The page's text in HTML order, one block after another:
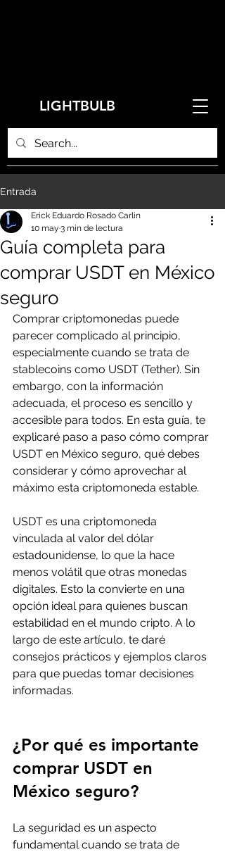
LIGHTBULB
Entrada
Guía completa para
comprar USDT en México
seguro
Erick Eduardo Rosado Carlin
10 may 3 min de lectura
Comprar criptomonedas puede
parecer complicado al principio,
especialmente cuando se trata de
stablecoins como USDT (Tether). Sin
embargo, con la información
adecuada, el proceso es sencillo y
accesible para todos. En esta guía, te
explicaré paso a paso cómo comprar
USDT en México seguro, qué debes
considerar y cómo aprovechar al
máximo esta criptomoneda estable.
USDT es una criptomoneda
vinculada al valor del dólar
estadounidense, lo que la hace
menos volátil que otras monedas
digitales. Esto la convierte en una
opción ideal para quienes buscan
estabilidad en el mundo cripto. A lo
largo de este artículo, te daré
consejos prácticos y ejemplos claros
para que puedas tomar decisiones
informadas.
¿Por qué es importante
comprar USDT en
México seguro?
La seguridad es un aspecto
fundamental cuando se trata de